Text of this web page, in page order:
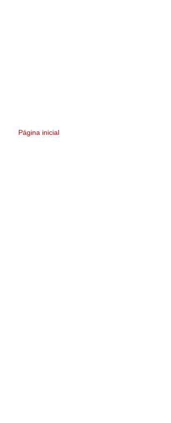
Página inicial